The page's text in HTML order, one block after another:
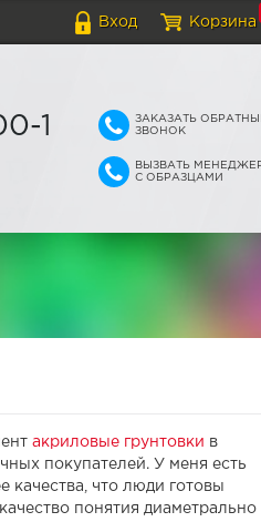
Вход Корзина
1
ЗАКАЗАТЬ
ЗВОНОК
ВЫЗВАТЬ
С ОБРАЗЦАМИ
акриловые грунтовки в
покупателей. У меня есть
качества, что люди готовы
понятия диаметрально